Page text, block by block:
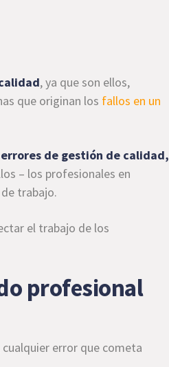
, ya que son ellos,
que originan los fallos en un
de gestión de calidad,
– los profesionales en
trabajo.
el trabajo de los
profesional
error que cometa